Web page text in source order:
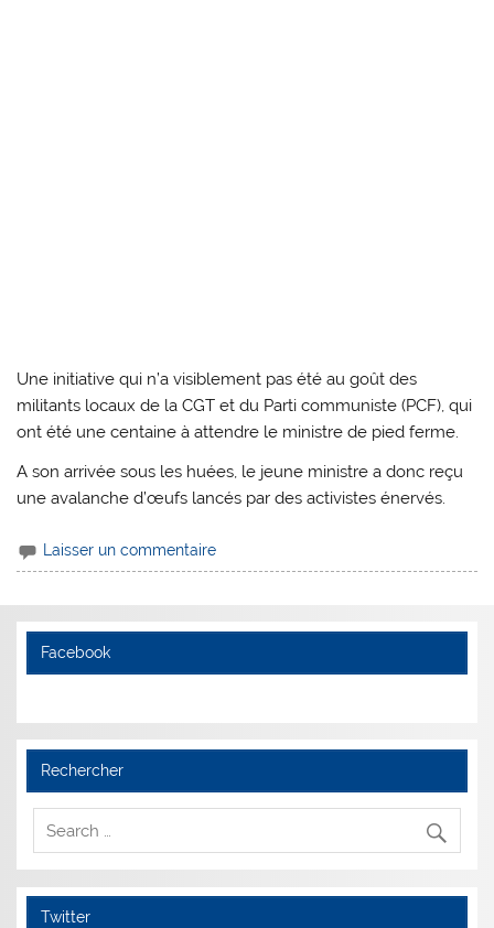
Une initiative qui n’a visiblement pas été au goût des
militants locaux de la CGT et du Parti communiste (PCF), qui
ont été une centaine à attendre le ministre de pied ferme.
A son arrivée sous les huées, le jeune ministre a donc reçu
une avalanche d’œufs lancés par des activistes énervés.
Laisser un commentaire
Facebook
Rechercher
Twitter